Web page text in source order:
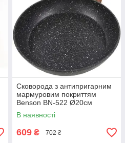
Сковорода з антипригарним
мармуровим покриттям
Benson BN-522 Ø20см
В наявності
609 ₴ 702 ₴